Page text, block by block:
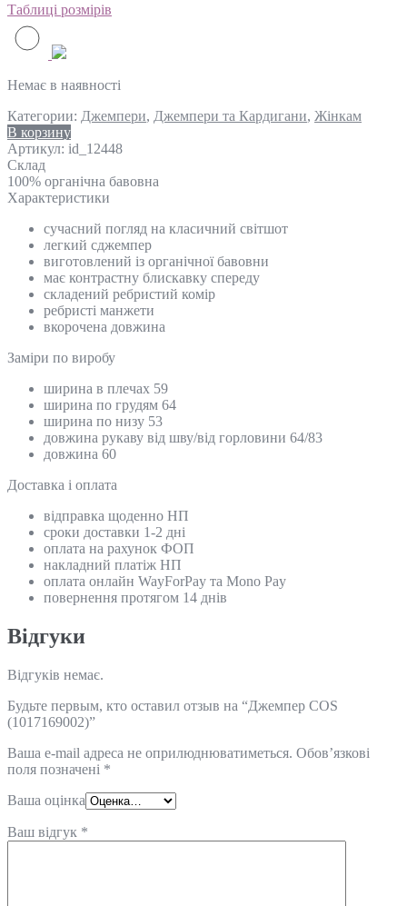
Таблиці розмірів
Немає в наявності
Категории: Джемпери, Джемпери та Кардигани, Жінкам
В корзину
Артикул: id_12448
Склад
100% органічна бавовна
Характеристики
сучасний погляд на класичний світшот
легкий сджемпер
виготовлений із органічної бавовни
має контрастну блискавку спереду
складений ребристий комір
ребристі манжети
вкорочена довжина
Замiри по виробу
ширина в плечах 59
ширина по грудям 64
ширина по низу 53
довжина рукаву від шву/від горловини 64/83
довжина 60
Доставка і оплата
відправка щоденно НП
сроки доставки 1-2 дні
оплата на рахунок ФОП
накладний платіж НП
оплата онлайн WayForPay та Mono Pay
повернення протягом 14 днів
Відгуки
Відгуків немає.
Будьте первым, кто оставил отзыв на “Джемпер COS
(1017169002)”
Ваша e-mail адреса не оприлюднюватиметься. Обов’язкові
поля позначені *
Ваша оцінка
Ваш відгук *